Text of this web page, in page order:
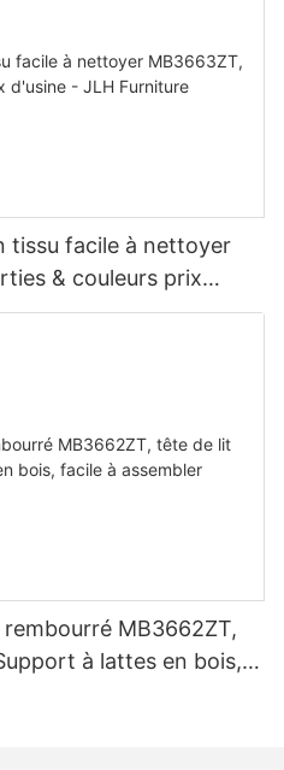
tissu facile à nettoyer
& couleurs prix
MB3662ZT,
à lattes en bois,